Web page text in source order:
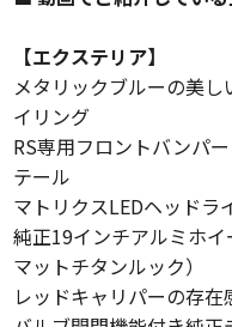
【エクステリア】
メタリックブルーの美
イリング
RS専用フロントバンパ
テール
マトリクスLEDヘッドラ
純正19インチアルミホ
マットチタンルック）
レッドキャリパーの存在